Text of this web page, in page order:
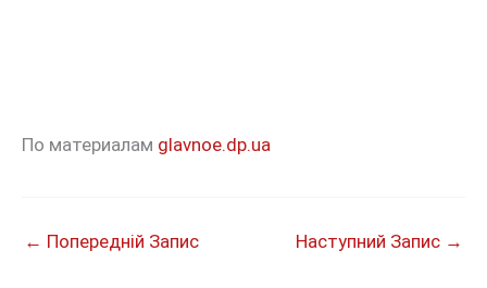
По материалам glavnoe.dp.ua
← Попередній Запис Наступний Запис →